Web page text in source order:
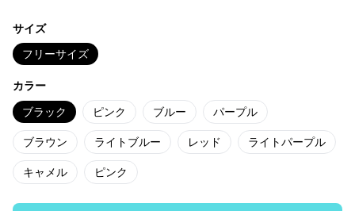
サイズ
フリーサイズ
カラー
ブラック ピンク ブルー パープル
ブラウン ライトブルー レッド ライトパープル
キャメル ピンク